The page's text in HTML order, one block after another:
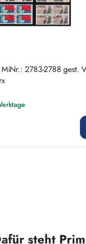
2783-2788 gest.
steht